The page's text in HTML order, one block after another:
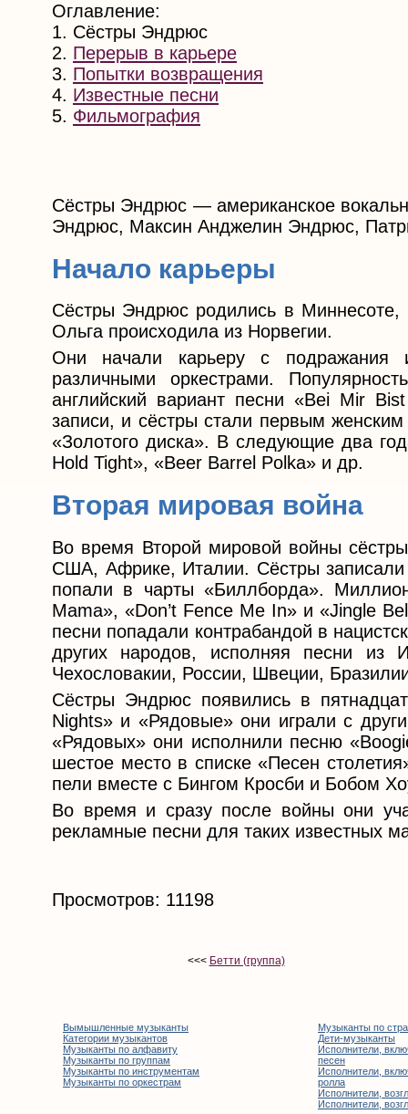
Оглавление:
1. Сёстры Эндрюс
2. Перерыв в карьере
3. Попытки возвращения
4. Известные песни
5. Фильмография
Сёстры Эндрюс — американское
Эндрюс, Максин Анджелин Эндрюс,
Начало карьеры
Сёстры Эндрюс родились в Миннесоте,
Ольга происходила из Норвегии.
Они начали карьеру с подражания
различными оркестрами.
английский вариант песни «Bei Mir
записи, и сёстры стали первым
«Золотого диска». В следующие два
Hold Tight», «Beer Barrel Polka» и др.
Вторая мировая война
Во время Второй мировой войны
США, Африке, Италии. Сёстры
попали в чарты «Биллборда».
Mama», «Don’t Fence Me In» и «Jingle
песни попадали контрабандой в
других народов, исполняя песни из
Чехословакии, России, Швеции,
Сёстры Эндрюс появились в
Nights» и «Рядовые» они играли с
«Рядовых» они исполнили песню
шестое место в списке «Песен
пели вместе с Бингом Кросби и Бобом
Во время и сразу после войны они
рекламные песни для таких известных
Просмотров: 11198
<<< Бетти (группа)
Вымышленные музыканты
Категории музыкантов
Музыканты по алфавиту
Музыканты по группам
Музыканты по инструментам
Музыканты по оркестрам
Музыканты по
Дети-музыканты
Исполнители,
песен
Исполнители,
ролла
Исполнители,
Исполнители,